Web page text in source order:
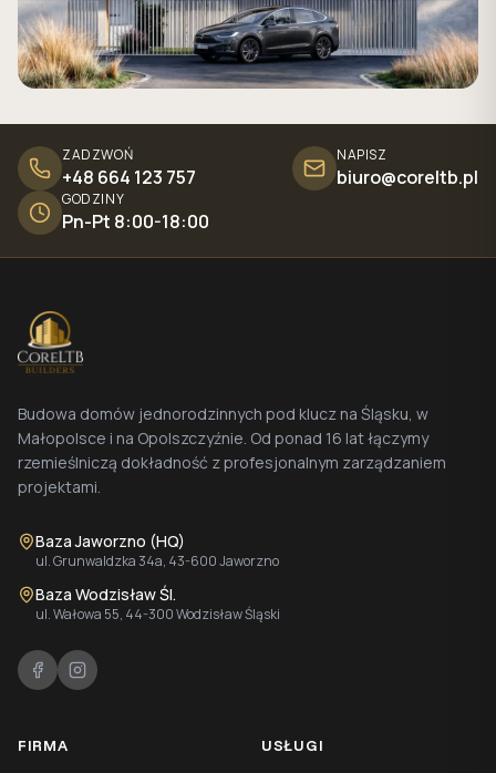
ZADZWOŃ
+48 664 123 757
NAPISZ
biuro@coreltb.pl
GODZINY
Pn-Pt 8:00-18:00
Budowa domów jednorodzinnych pod klucz na Śląsku, w
Małopolsce i na Opolszczyźnie. Od ponad 16 lat łączymy
rzemieślniczą dokładność z profesjonalnym zarządzaniem
projektami.
Baza Jaworzno (HQ)
ul. Grunwaldzka 34a, 43-600 Jaworzno
Baza Wodzisław Śl.
ul. Wałowa 55, 44-300 Wodzisław Śląski
FIRMA USŁUGI